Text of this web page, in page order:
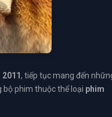
2011, tiếp tục mang đến
bộ phim thuộc thể loại phim